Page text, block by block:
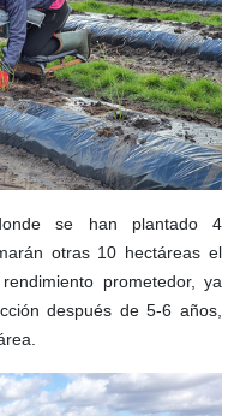
se han plantado 4
otras 10 hectáreas el
prometedor, ya
después de 5-6 años,